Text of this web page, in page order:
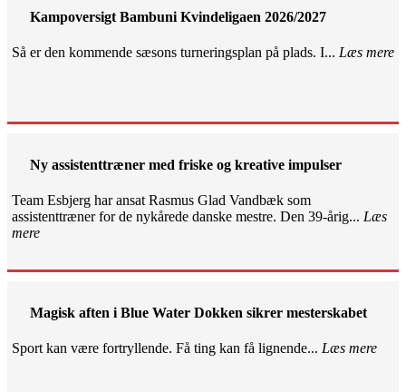
Kampoversigt Bambuni Kvindeligaen 2026/2027
Så er den kommende sæsons turneringsplan på plads. I... Læs mere
Ny assistenttræner med friske og kreative impulser
Team Esbjerg har ansat Rasmus Glad Vandbæk som
assistenttræner for de nykårede danske mestre. Den 39-årig... Læs
mere
Magisk aften i Blue Water Dokken sikrer mesterskabet
Sport kan være fortryllende. Få ting kan få lignende... Læs mere